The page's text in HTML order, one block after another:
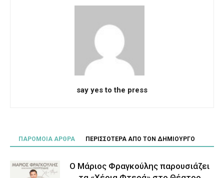
say yes to the press
ΠΑΡΟΜΟΙΑ ΑΡΘΡΑ ΠΕΡΙΣΣΟΤΕΡΑ ΑΠΟ ΤΟΝ ΔΗΜΙΟΥΡΓΟ
Ο Μάριος Φραγκούλης παρουσιάζει